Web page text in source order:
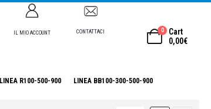
IL MIO ACCOUNT CONTATTACI 0
Cart
0,00€
LINEA R100-500-900 LINEA BB100-300-500-900